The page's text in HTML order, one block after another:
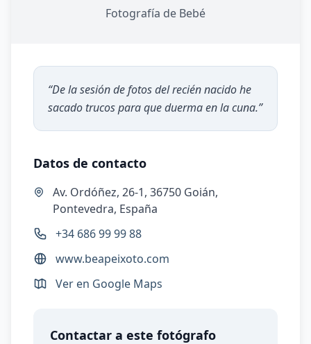
Fotografía de Bebé
“De la sesión de fotos del recién nacido he
sacado trucos para que duerma en la cuna.”
Datos de contacto
Av. Ordóñez, 26-1, 36750 Goián,
Pontevedra, España
+34 686 99 99 88
www.beapeixoto.com
Ver en Google Maps
Contactar a este fotógrafo